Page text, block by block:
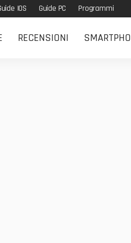
IOS Guide PC Programmi
RECENSIONI